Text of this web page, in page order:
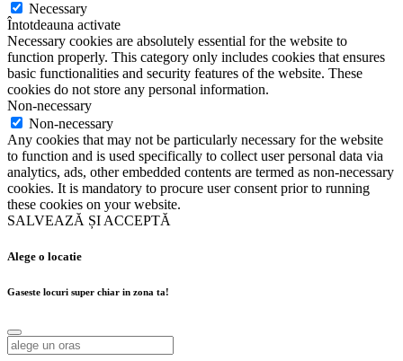
Necessary
Întotdeauna activate
Necessary cookies are absolutely essential for the website to
function properly. This category only includes cookies that ensures
basic functionalities and security features of the website. These
cookies do not store any personal information.
Non-necessary
Non-necessary
Any cookies that may not be particularly necessary for the website
to function and is used specifically to collect user personal data via
analytics, ads, other embedded contents are termed as non-necessary
cookies. It is mandatory to procure user consent prior to running
these cookies on your website.
SALVEAZĂ ȘI ACCEPTĂ
Alege o locatie
Gaseste locuri super chiar in zona ta!
Alege o locatie